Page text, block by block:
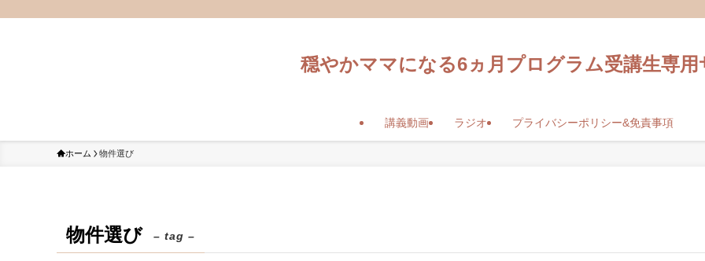
穏やかママになる6ヵ月プログラム受講生専用
講義動画 ラジオ プライバシーポリシー&免責事項
ホーム 物件選び
物件選び – tag –